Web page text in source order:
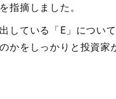
指摘しました。
している「E」につい
かをしっかりと投資